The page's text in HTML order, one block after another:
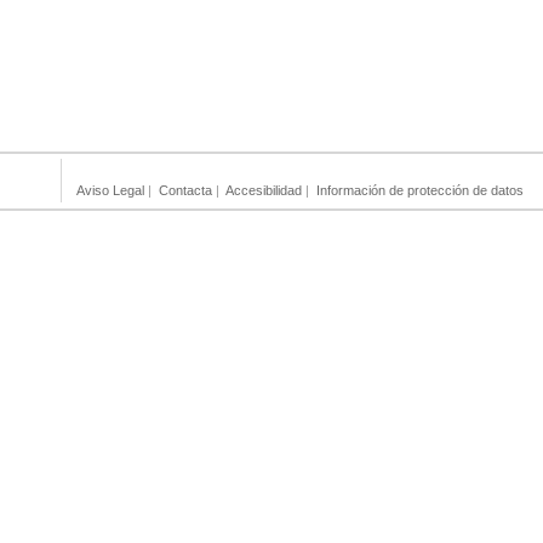
Aviso Legal | Contacta | Accesibilidad | Información de protección de datos